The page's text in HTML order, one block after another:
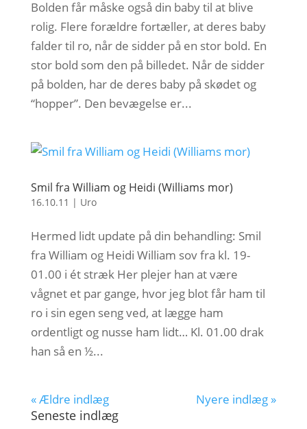
Bolden får måske også din baby til at blive
rolig. Flere forældre fortæller, at deres baby
falder til ro, når de sidder på en stor bold. En
stor bold som den på billedet. Når de sidder
på bolden, har de deres baby på skødet og
“hopper”. Den bevægelse er...
Smil fra William og Heidi (Williams mor)
16.10.11 | Uro
Hermed lidt update på din behandling: Smil
fra William og Heidi William sov fra kl. 19-
01.00 i ét stræk Her plejer han at være
vågnet et par gange, hvor jeg blot får ham til
ro i sin egen seng ved, at lægge ham
ordentligt og nusse ham lidt… Kl. 01.00 drak
han så en ½...
« Ældre indlæg Nyere indlæg »
Seneste indlæg